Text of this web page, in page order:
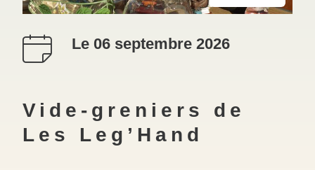
Le 06 septembre 2026
Vide-greniers de
Les Leg’Hand